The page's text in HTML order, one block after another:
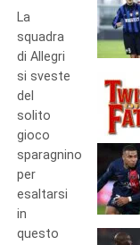
La
squadra
di Allegri
si sveste
del
solito
gioco
sparagnino
per
esaltarsi
in
questo